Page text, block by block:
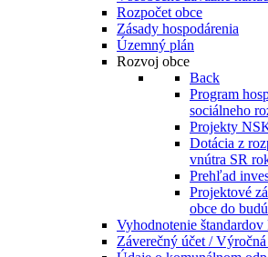
Rozpočet obce
Zásady hospodárenia
Územný plán
Rozvoj obce
Back
Program
sociálneho
Projekty
Dotácia z
vnútra SR
Prehľad
Projektové
obce do
Vyhodnotenie
Záverečný účet /